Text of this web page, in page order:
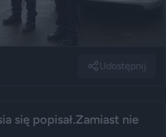
Udostępnij
się popisał.Zamiast nie